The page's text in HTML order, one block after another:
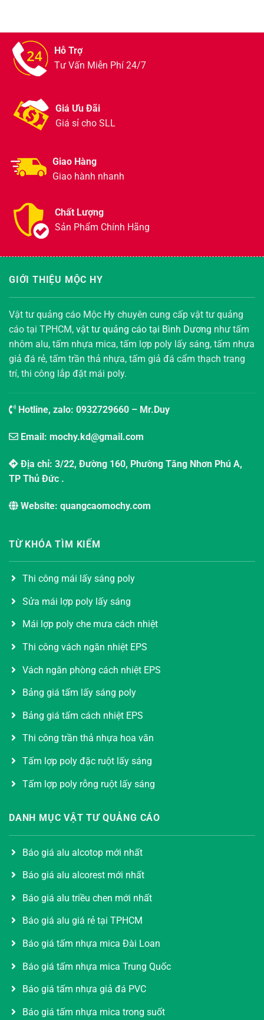
Hỗ Trợ
Tư Vấn Miễn Phí 24/7
Giá Ưu Đãi
Giá sỉ cho SLL
Giao Hàng
Giao hành nhanh
Chất Lượng
Sản Phẩm Chính Hãng
GIỚI THIỆU MỘC HY
Vật tư quảng cáo Mộc Hy chuyên cung cấp vật tư quảng
cáo tại TPHCM, vật tư quảng cáo tại Bình Dương như tấm
nhôm alu, tấm nhựa mica, tấm lợp poly lấy sáng, tấm nhựa
giả đá rẻ, tấm trần thả nhựa, tấm giả đá cẩm thạch trang
trí, thi công lắp đặt mái poly.
Hotline, zalo: 0932729660 – Mr.Duy
Email: mochy.kd@gmail.com
Địa chỉ: 3/22, Đường 160, Phường Tăng Nhơn Phú A,
TP Thủ Đức .
Website: quangcaomochy.com
TỪ KHÓA TÌM KIẾM
Thi công mái lấy sáng poly
Sửa mái lợp poly lấy sáng
Mái lợp poly che mưa cách nhiệt
Thi công vách ngăn nhiệt EPS
Vách ngăn phòng cách nhiệt EPS
Bảng giá tấm lấy sáng poly
Bảng giá tấm cách nhiệt EPS
Thi công trần thả nhựa hoa văn
Tấm lợp poly đặc ruột lấy sáng
Tấm lợp poly rỗng ruột lấy sáng
DANH MỤC VẬT TƯ QUẢNG CÁO
Báo giá alu alcotop mới nhất
Báo giá alu alcorest mới nhất
Báo giá alu triều chen mới nhất
Báo giá alu giá rẻ tại TPHCM
Báo giá tấm nhựa mica Đài Loan
Báo giá tấm nhựa mica Trung Quốc
Báo giá tấm nhựa giả đá PVC
Báo giá tấm nhựa mica trong suốt